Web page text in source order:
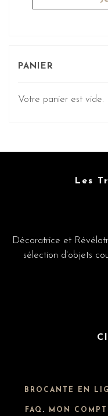
PANIER
Votre panier est vide.
Les
Décoratrice et
sélection d'objets
BROCANTE EN
FAQ . MON